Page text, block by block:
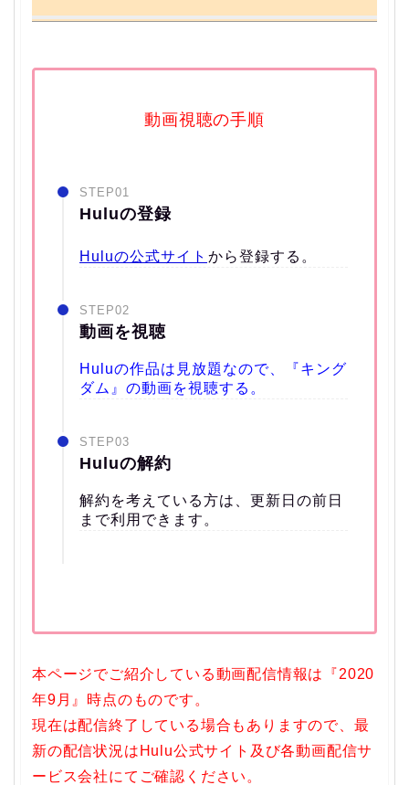
動画視聴の手順
STEP01
Huluの登録
Huluの公式サイト から登録する。
STEP02
動画を視聴
Huluの作品は見放題なので、『キング
ダム』の動画を視聴する。
STEP03
Huluの解約
解約を考えている方は、更新日の前日
まで利用できます。
本ページでご紹介している動画配信情報は『2020
年9月』時点のものです。
現在は配信終了している場合もありますので、最
新の配信状況はHulu公式サイト及び各動画配信サ
ービス会社にてご確認ください。